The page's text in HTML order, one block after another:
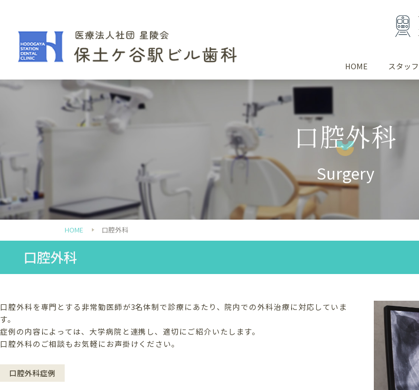
HOME スタッ
口腔外科
Surgery
HOME 口腔外科
口腔外科
口腔外科を専門とする非常勤医師が3名体制で診療にあたり、院内での外科治療に対応していま
す。
症例の内容によっては、大学病院と連携し、適切にご紹介いたします。
口腔外科のご相談もお気軽にお声掛けください。
口腔外科症例